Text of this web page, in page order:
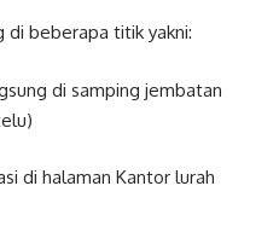
di beberapa titik yakni:
di samping jembatan
di halaman Kantor lurah